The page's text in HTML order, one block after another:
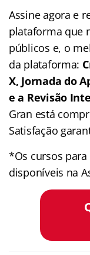
Assine agora e
plataforma que
públicos e, o
da plataforma:
X, Jornada do
e a Revisão
Gran está
Satisfação
*Os cursos para
disponíveis na